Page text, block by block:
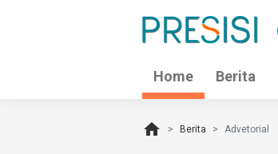
Home Berita
home Berita Advetorial